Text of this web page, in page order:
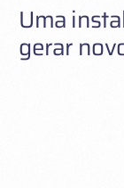
Uma
gerar